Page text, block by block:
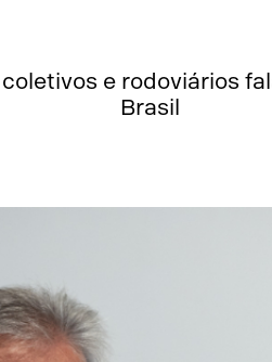
e rodoviários
Brasil